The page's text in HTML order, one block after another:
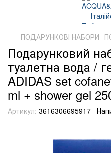
ПОДАРУНКОВІ НАБОРИ
Подарунковий
туалетна вода /
ADIDAS set
ml + shower gel
Артикул: 3616306695917